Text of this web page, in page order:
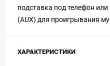
подставка под телефон
(AUX) для проигрывания
ХАРАКТЕРИСТИКИ